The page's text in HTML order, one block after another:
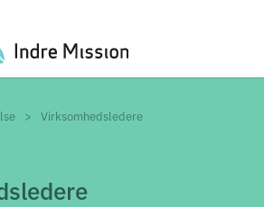
Virksomhedsledere